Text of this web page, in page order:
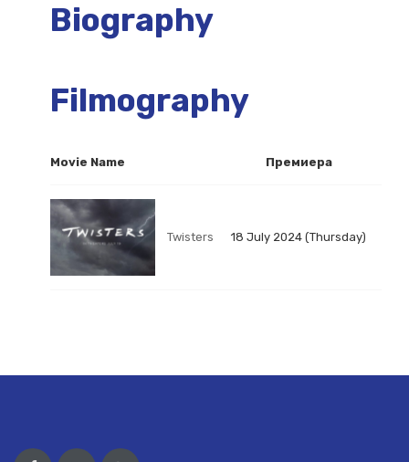
Biography
Filmography
Movie Name Премиера
Twisters 18 July 2024 (Thursday)